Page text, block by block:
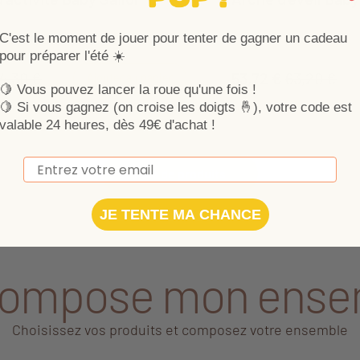
Sailor est utilisable dès la
ses multiples jouets et activités.
bébé partout dans la
au parc. Avec ses couleurs bord de
toutes douces, elle sera
l'éveil de l'enfant. Couleurs chic,
parfait !
de nouvelles sensations
manipulation et la
proposées. La collection
créer un univers cohérent
Plus de produits
mon
Choisissez vos produits et composez votre ensemble
C'est le moment de jouer pour tenter de gagner un cadeau
pour préparer l'été ☀️
🍋 Vous pouvez lancer la roue qu'une fois !
🍋 Si vous gagnez (on croise les doigts 🤞), votre code est
valable 24 heures, dès 49€ d'achat !
Email
JE TENTE MA CHANCE